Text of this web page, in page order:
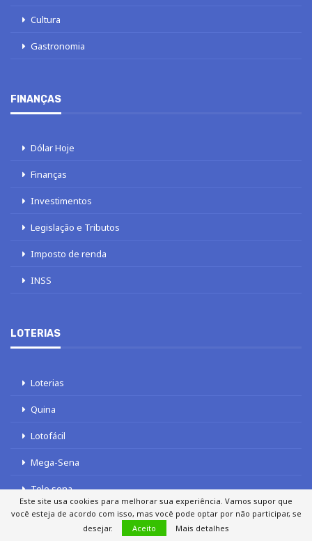
Cultura
Gastronomia
FINANÇAS
Dólar Hoje
Finanças
Investimentos
Legislação e Tributos
Imposto de renda
INSS
LOTERIAS
Loterias
Quina
Lotofácil
Mega-Sena
Tele sena
Este site usa cookies para melhorar sua experiência. Vamos supor que
você esteja de acordo com isso, mas você pode optar por não participar, se
desejar.
Aceito Mais detalhes